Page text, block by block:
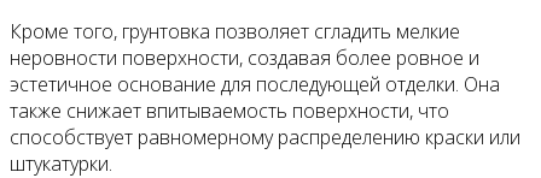
Кроме того, грунтовка позволяет сгладить мелкие
неровности поверхности, создавая более ровное и
эстетичное основание для последующей отделки. Она
также снижает впитываемость поверхности, что
способствует равномерному распределению краски или
штукатурки.